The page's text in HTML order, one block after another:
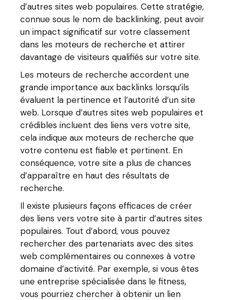
d’autres sites web populaires. Cette stratégie,
connue sous le nom de backlinking, peut avoir
un impact significatif sur votre classement
dans les moteurs de recherche et attirer
davantage de visiteurs qualifiés sur votre site.
Les moteurs de recherche accordent une
grande importance aux backlinks lorsqu’ils
évaluent la pertinence et l’autorité d’un site
web. Lorsque d’autres sites web populaires et
crédibles incluent des liens vers votre site,
cela indique aux moteurs de recherche que
votre contenu est fiable et pertinent. En
conséquence, votre site a plus de chances
d’apparaître en haut des résultats de
recherche.
Il existe plusieurs façons efficaces de créer
des liens vers votre site à partir d’autres sites
populaires. Tout d’abord, vous pouvez
rechercher des partenariats avec des sites
web complémentaires ou connexes à votre
domaine d’activité. Par exemple, si vous êtes
une entreprise spécialisée dans le fitness,
vous pourriez chercher à obtenir un lien